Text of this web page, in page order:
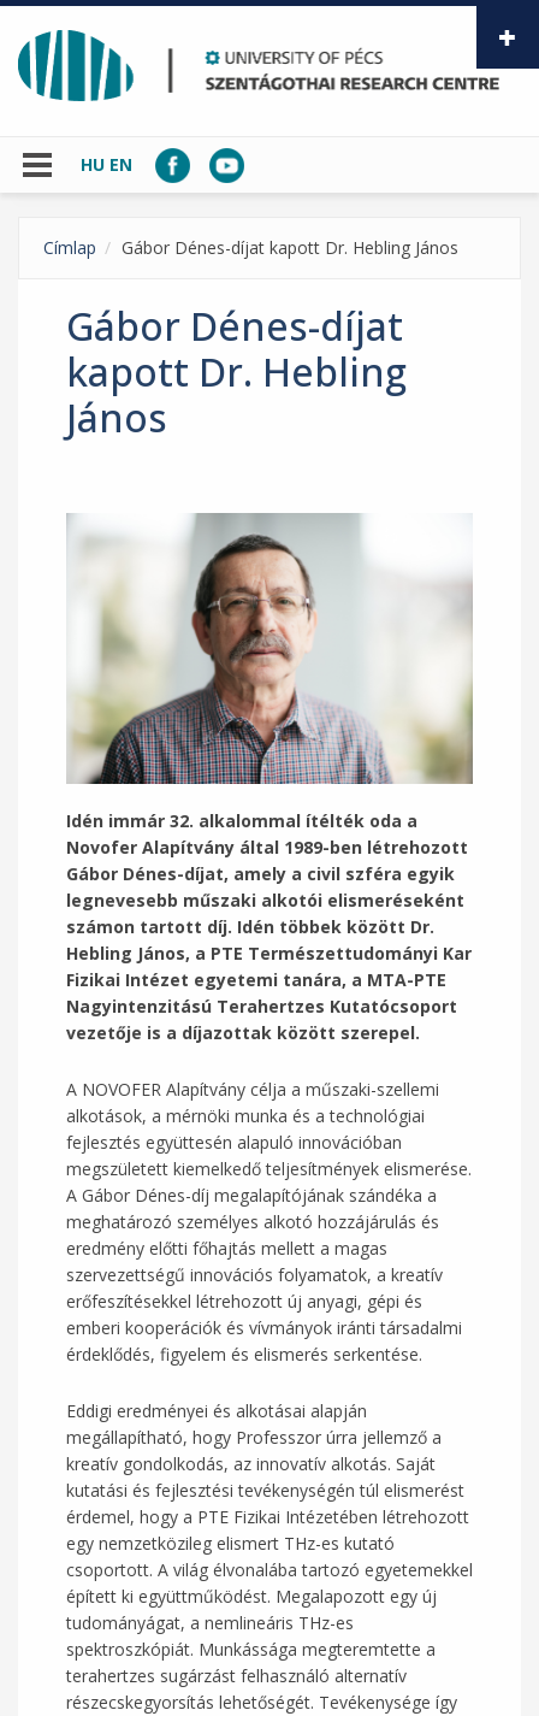
Skip to main content
HU EN
Címlap Gábor Dénes-díjat kapott Dr. Hebling János
Gábor Dénes-díjat
kapott Dr. Hebling
János
Idén immár 32. alkalommal ítélték oda a
Novofer Alapítvány által 1989-ben létrehozott
Gábor Dénes-díjat, amely a civil szféra egyik
legnevesebb műszaki alkotói elismeréseként
számon tartott díj. Idén többek között Dr.
Hebling János, a PTE Természettudományi Kar
Fizikai Intézet egyetemi tanára, a MTA-PTE
Nagyintenzitású Terahertzes Kutatócsoport
vezetője is a díjazottak között szerepel.
A NOVOFER Alapítvány célja a műszaki-szellemi
alkotások, a mérnöki munka és a technológiai
fejlesztés együttesén alapuló innovációban
megszületett kiemelkedő teljesítmények elismerése.
A Gábor Dénes-díj megalapítójának szándéka a
meghatározó személyes alkotó hozzájárulás és
eredmény előtti főhajtás mellett a magas
szervezettségű innovációs folyamatok, a kreatív
erőfeszítésekkel létrehozott új anyagi, gépi és
emberi kooperációk és vívmányok iránti társadalmi
érdeklődés, figyelem és elismerés serkentése.
Eddigi eredményei és alkotásai alapján
megállapítható, hogy Professzor úrra jellemző a
kreatív gondolkodás, az innovatív alkotás. Saját
kutatási és fejlesztési tevékenységén túl elismerést
érdemel, hogy a PTE Fizikai Intézetében létrehozott
egy nemzetközileg elismert THz-es kutató
csoportott. A világ élvonalába tartozó egyetemekkel
épített ki együttműködést. Megalapozott egy új
tudományágat, a nemlineáris THz-es
spektroszkópiát. Munkássága megteremtette a
terahertzes sugárzást felhasználó alternatív
részecskegyorsítás lehetőségét. Tevékenysége így